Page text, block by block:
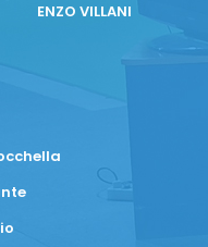
ENZO VILLANI